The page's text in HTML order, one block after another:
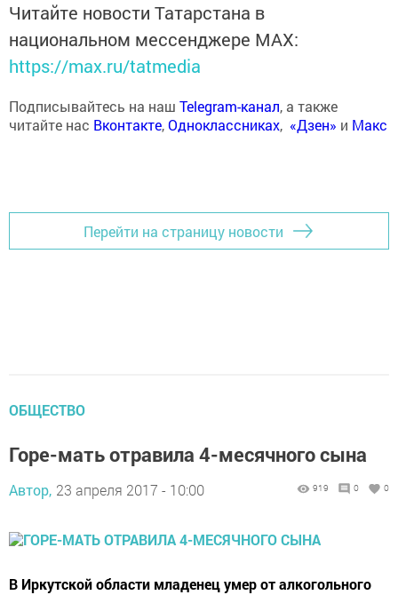
Читайте новости Татарстана в
национальном мессенджере MАХ:
https://max.ru/tatmedia
Подписывайтесь на наш Telegram-канал, а также
читайте нас Вконтакте,Одноклассниках, «Дзен» и Макс
Перейти на страницу новости
ОБЩЕСТВО
Горе-мать отравила 4-месячного сына
Автор, 23 апреля 2017 - 10:00 919 0 0
В Иркутской области младенец умер от алкогольного